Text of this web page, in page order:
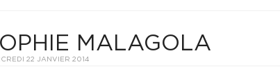
MALAGOLA
22 JANVIER 2014